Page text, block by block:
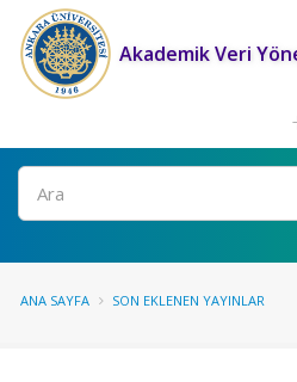
Akademik Veri
Ara
ANA SAYFA SON EKLENEN YAYINLAR